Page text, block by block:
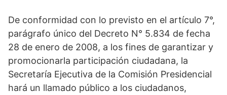
De conformidad con lo previsto en el artículo 7°,
parágrafo único del Decreto N° 5.834 de fecha
28 de enero de 2008, a los fines de garantizar y
promocionarla participación ciudadana, la
Secretaría Ejecutiva de la Comisión Presidencial
hará un llamado público a los ciudadanos,